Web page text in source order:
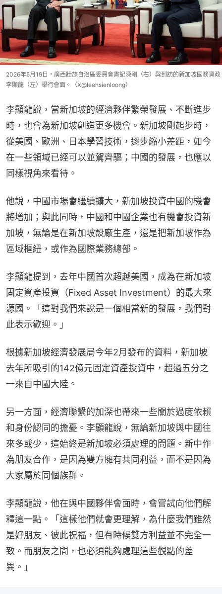
2026年5月19日，廣西壯族自治區委員會書記陳剛（右）與到訪的新加坡國務資政
李顯龍（左）舉行會面。（X@leehsienloong）
李顯龍說，當新加坡的經濟夥伴繁榮發展、不斷進步
時，也會為新加坡創造更多機會。新加坡剛起步時，
從美國、歐洲、日本學習技術，逐步縮小差距，如今
在一些領域已經可以並駕齊驅；中國的發展，也應以
同樣視角來看待。
他說，中國市場會繼續擴大，新加坡投資中國的機會
將增加；與此同時，中國和中國企業也有機會投資新
加坡，無論是在新加坡設廠生產，還是把新加坡作為
區域樞紐，或作為國際業務總部。
李顯龍提到，去年中國首次超越美國，成為在新加坡
固定資產投資（Fixed Asset Investment）的最大來
源國。「這對我們來說是一個相當新的發展，我們對
此表示歡迎。」
根據新加坡經濟發展局今年2月發布的資料，新加坡
去年所吸引的142億元固定資產投資中，超過五分之
一來自中國大陸。
另一方面，經濟聯繫的加深也帶來一些關於過度依賴
和身份認同的擔憂。李顯龍說，無論新加坡與中國往
來多或少，這始終是新加坡必須處理的問題。新中作
為朋友合作，是因為雙方擁有共同利益，而不是因為
大家屬於同個族群。
李顯龍說，他在與中國夥伴會面時，會嘗試向他們解
釋這一點。「這樣他們就會更理解，為什麼我們雖然
是好朋友、彼此祝福，但有時候雙方利益並不完全一
致。而朋友之間，也必須能夠處理這些觀點的差
異。」